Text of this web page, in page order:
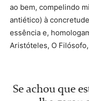
ao bem, compelindo
antiético) à
essência e,
Aristóteles, O